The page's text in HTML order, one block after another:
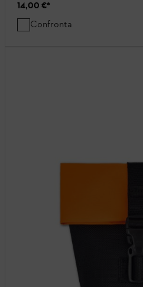
14,00 €*
Confronta